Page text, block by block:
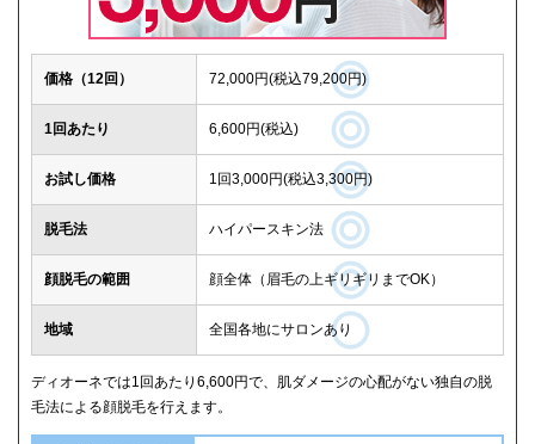
価格（12回） 72,000円(税込79,200円)
1回あたり 6,600円(税込)
お試し価格 1回3,000円(税込3,300円)
脱毛法 ハイパースキン法
顔脱毛の範囲 顔全体（眉毛の上ギリギリまでOK）
地域 全国各地にサロンあり
ディオーネでは1回あたり6,600円で、肌ダメージの心配がない独自の脱
毛法による顔脱毛を行えます。